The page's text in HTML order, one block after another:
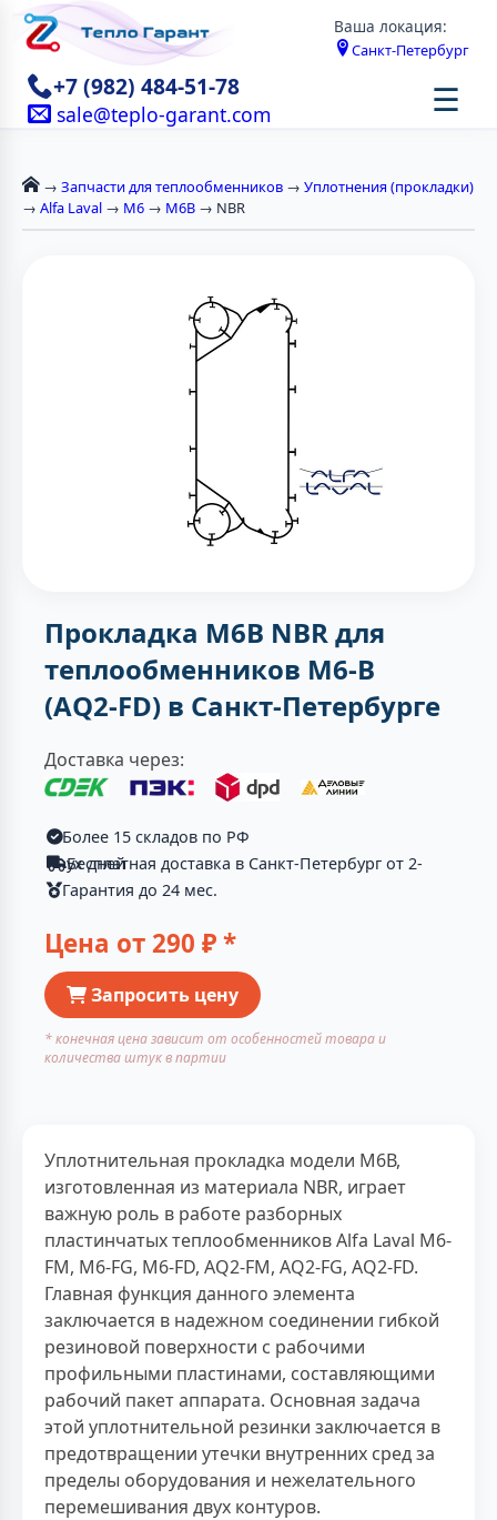
Ваша локация:
Санкт-Петербург
+7 (982) 484-51-78
sale@teplo-garant.com ☰
→ Запчасти для теплообменников → Уплотнения (прокладки)
→ Alfa Laval → М6 → M6B → NBR
Прокладка M6B NBR для
теплообменников M6-B
(AQ2-FD) в Санкт-Петербурге
Доставка через:
Более 15 складов по РФ
Бесплатная доставка в Санкт-Петербург от 2-ух дней
Гарантия до 24 мес.
Цена от 290 ₽ *
Запросить цену
* конечная цена зависит от особенностей товара и
количества штук в партии
Уплотнительная прокладка модели М6В,
изготовленная из материала NBR, играет
важную роль в работе разборных
пластинчатых теплообменников Alfa Laval М6-
FM, М6-FG, М6-FD, AQ2-FM, AQ2-FG, AQ2-FD.
Главная функция данного элемента
заключается в надежном соединении гибкой
резиновой поверхности с рабочими
профильными пластинами, составляющими
рабочий пакет аппарата. Основная задача
этой уплотнительной резинки заключается в
предотвращении утечки внутренних сред за
пределы оборудования и нежелательного
перемешивания двух контуров.